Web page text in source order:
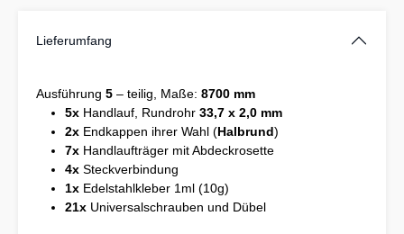
Lieferumfang
Ausführung 5 – teilig, Maße: 8700 mm
5x Handlauf, Rundrohr 33,7 x 2,0 mm
2x Endkappen ihrer Wahl (Halbrund)
7x Handlaufträger mit Abdeckrosette
4x Steckverbindung
1x Edelstahlkleber 1ml (10g)
21x Universalschrauben und Dübel